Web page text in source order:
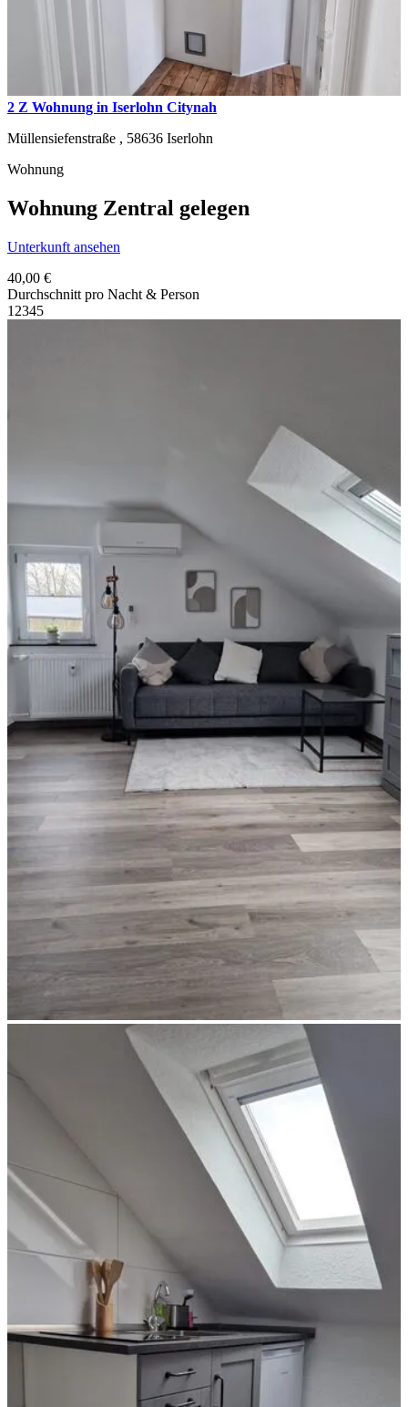
2 Z Wohnung in Iserlohn Citynah
Müllensiefenstraße , 58636 Iserlohn
Wohnung
Wohnung Zentral gelegen
Unterkunft ansehen
40,00 €
Durchschnitt pro Nacht & Person
1 2345